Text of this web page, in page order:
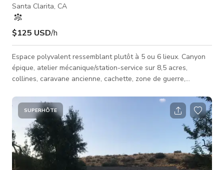
Santa Clarita, CA
$125 USD/h
Espace polyvalent ressemblant plutôt à 5 ou 6 lieux. Canyon
épique, atelier mécanique/station-service sur 8,5 acres,
collines, caravane ancienne, cachette, zone de guerre,
asséché, salle verte ou appartement de célibataire
Conteneurs d'expédition, comme au Mexique, Afghanistan, Far
West, plusieurs décors avec une haute valeur de production
présents. "La polyvalence et la beauté brute de l'espace
offrent un décor épousto
SUPERHÔTE